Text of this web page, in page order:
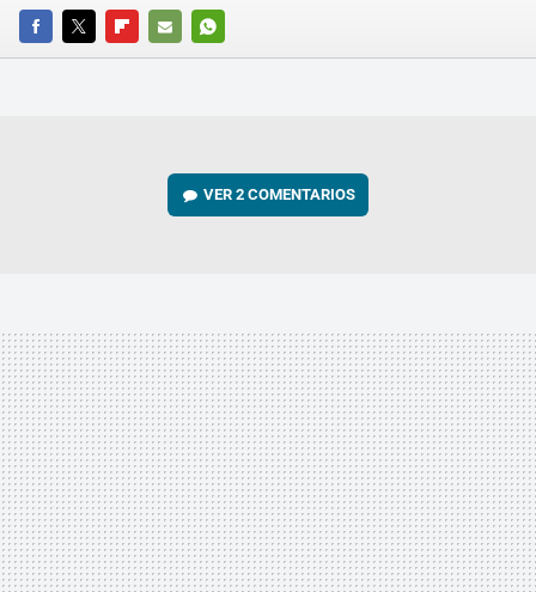
FACEBOOKTWITTERFLIPBOARD
E-
WHATSAPP
VER2 COMENTARIOS